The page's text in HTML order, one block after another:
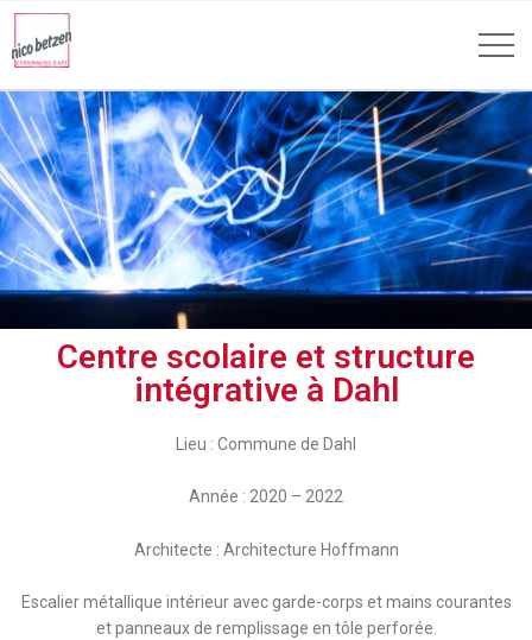
Centre scolaire et structure
intégrative à Dahl
Lieu : Commune de Dahl
Année : 2020 – 2022
Architecte : Architecture Hoffmann
Escalier métallique intérieur avec garde-corps et mains courantes
et panneaux de remplissage en tôle perforée.